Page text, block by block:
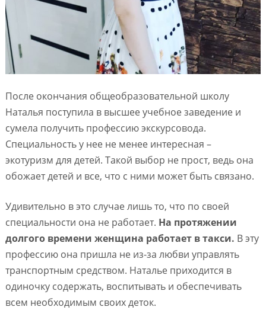
После окончания общеобразовательной школу
Наталья поступила в высшее учебное заведение и
сумела получить профессию экскурсовода.
Специальность у нее не менее интересная –
экотуризм для детей. Такой выбор не прост, ведь она
обожает детей и все, что с ними может быть связано.
Удивительно в это случае лишь то, что по своей
специальности она не работает. На протяжении
долгого времени женщина работает в такси. В эту
профессию она пришла не из-за любви управлять
транспортным средством. Наталье приходится в
одиночку содержать, воспитывать и обеспечивать
всем необходимым своих деток.